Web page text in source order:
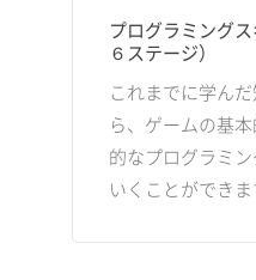
プログラミング
６ステージ）
これまでに学ん
ら、ゲームの基
的なプログラミ
いくことができま